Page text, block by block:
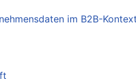
im B2B-